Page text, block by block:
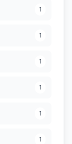
1
1
1
1
1
1